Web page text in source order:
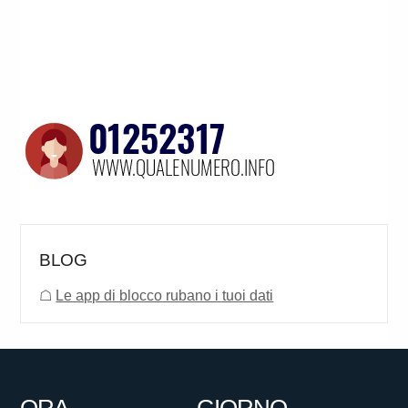
BLOG
☖ Le app di blocco rubano i tuoi dati